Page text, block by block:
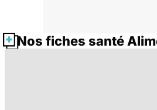
Nos fiches santé